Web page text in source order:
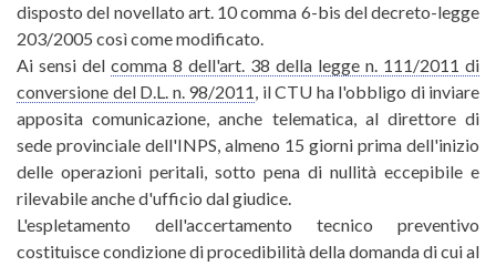
disposto del novellato art. 10 comma 6-bis del decreto-legge
203/2005 così come modificato.
Ai sensi del comma 8 dell'art. 38 della legge n. 111/2011 di
conversione del D.L. n. 98/2011, il CTU ha l'obbligo di inviare
apposita comunicazione, anche telematica, al direttore di
sede provinciale dell'INPS, almeno 15 giorni prima dell'inizio
delle operazioni peritali, sotto pena di nullità eccepibile e
rilevabile anche d'ufficio dal giudice.
L'espletamento dell'accertamento tecnico preventivo
costituisce condizione di procedibilità della domanda di cui al